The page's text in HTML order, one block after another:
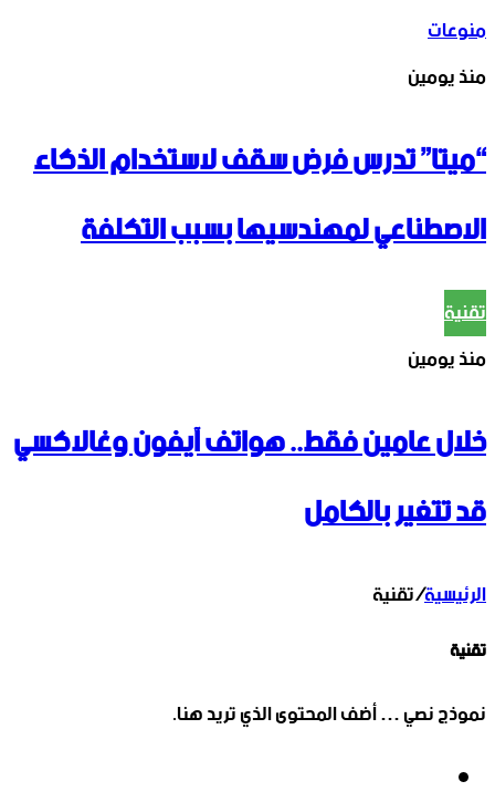
منوعات
منذ يومين
“ميتا” تدرس فرض سقف لاستخدام الذكاء
الاصطناعي لمهندسيها بسبب التكلفة
تقنية
منذ يومين
خلال عامين فقط.. هواتف آيفون وغالاكسي
قد تتغير بالكامل
الرئيسية/تقنية
تقنية
نموذج نصي … أضف المحتوى الذي تريد هنا.